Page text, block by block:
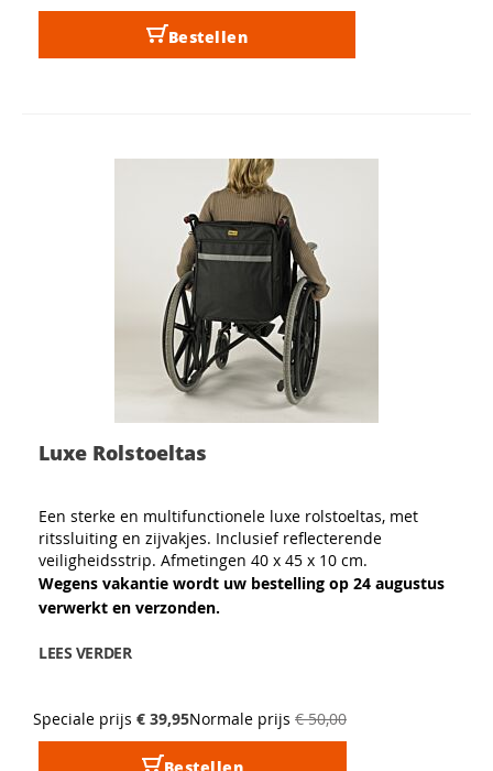
Bestellen
Luxe Rolstoeltas
Een sterke en multifunctionele luxe rolstoeltas, met
ritssluiting en zijvakjes. Inclusief reflecterende
veiligheidsstrip. Afmetingen 40 x 45 x 10 cm.
Wegens vakantie wordt uw bestelling op 24 augustus
verwerkt en verzonden.
LEES VERDER
Speciale prijs € 39,95Normale prijs € 50,00